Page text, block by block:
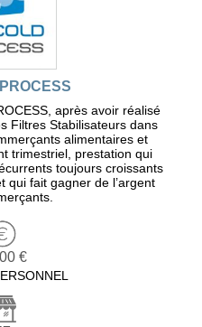
après avoir réalisé
Filtres Stabilisateurs dans
alimentaires et
trimestriel, prestation qui
toujours croissants
qui fait gagner de l’argent
€